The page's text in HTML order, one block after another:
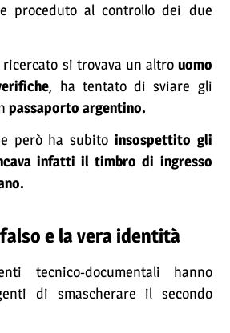
proceduto al controllo dei due
ricercato si trovava un altrouomo
, ha tentato di sviare gli
passaporto argentino.
però ha subito insospettito gli
infatti il timbro di ingresso
e la vera identità
tecnico-documentali hanno
di smascherare il secondo